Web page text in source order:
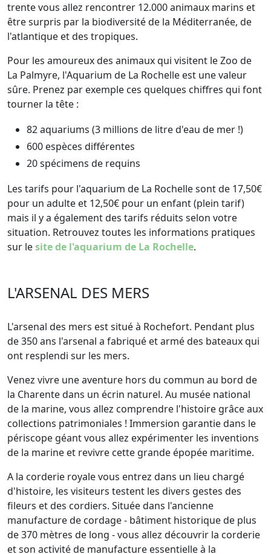
trente vous allez rencontrer 12.000 animaux marins et
être surpris par la biodiversité de la Méditerranée, de
l'atlantique et des tropiques.
Pour les amoureux des animaux qui visitent le Zoo de
La Palmyre, l'Aquarium de La Rochelle est une valeur
sûre. Prenez par exemple ces quelques chiffres qui font
tourner la tête :
82 aquariums (3 millions de litre d'eau de mer !)
600 espèces différentes
20 spécimens de requins
Les tarifs pour l'aquarium de La Rochelle sont de 17,50€
pour un adulte et 12,50€ pour un enfant (plein tarif)
mais il y a également des tarifs réduits selon votre
situation. Retrouvez toutes les informations pratiques
sur lesite de l'aquarium de La Rochelle.
L'ARSENAL DES MERS
L'arsenal des mers est situé à Rochefort. Pendant plus
de 350 ans l'arsenal a fabriqué et armé des bateaux qui
ont resplendi sur les mers.
Venez vivre une aventure hors du commun au bord de
la Charente dans un écrin naturel. Au musée national
de la marine, vous allez comprendre l'histoire grâce aux
collections patrimoniales ! Immersion garantie dans le
périscope géant vous allez expérimenter les inventions
de la marine et revivre cette grande épopée maritime.
A la corderie royale vous entrez dans un lieu chargé
d'histoire, les visiteurs testent les divers gestes des
fileurs et des cordiers. Située dans l'ancienne
manufacture de cordage - bâtiment historique de plus
de 370 mètres de long - vous allez découvrir la corderie
et son activité de manufacture essentielle à la